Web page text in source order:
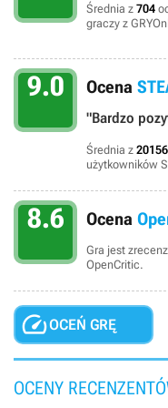
Średnia z 704
graczy z
9.0 Ocena
"Bardzo
Średnia z 20156
użytkowników
8.6 Ocena
Gra jest
OpenCritic.
OCEŃ GRĘ
OCENY